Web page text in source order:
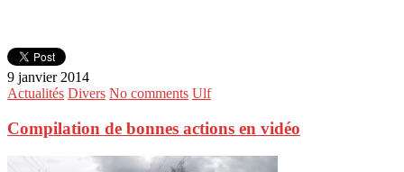
9 janvier 2014
Actualités Divers No comments Ulf
Compilation de bonnes actions en vidéo